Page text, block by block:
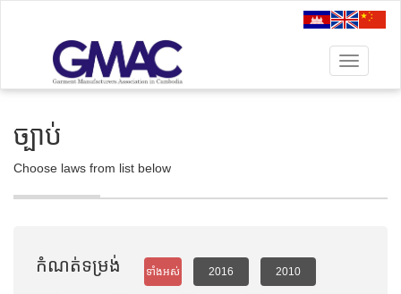
ច្បាប់
Choose laws from list below
កំណត់ទម្រង់ ទាំងអស់ 2016 2010